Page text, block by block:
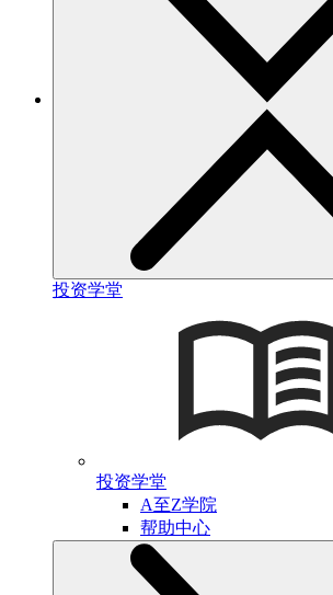
投资学堂
投资学堂
A至Z学院
帮助中心